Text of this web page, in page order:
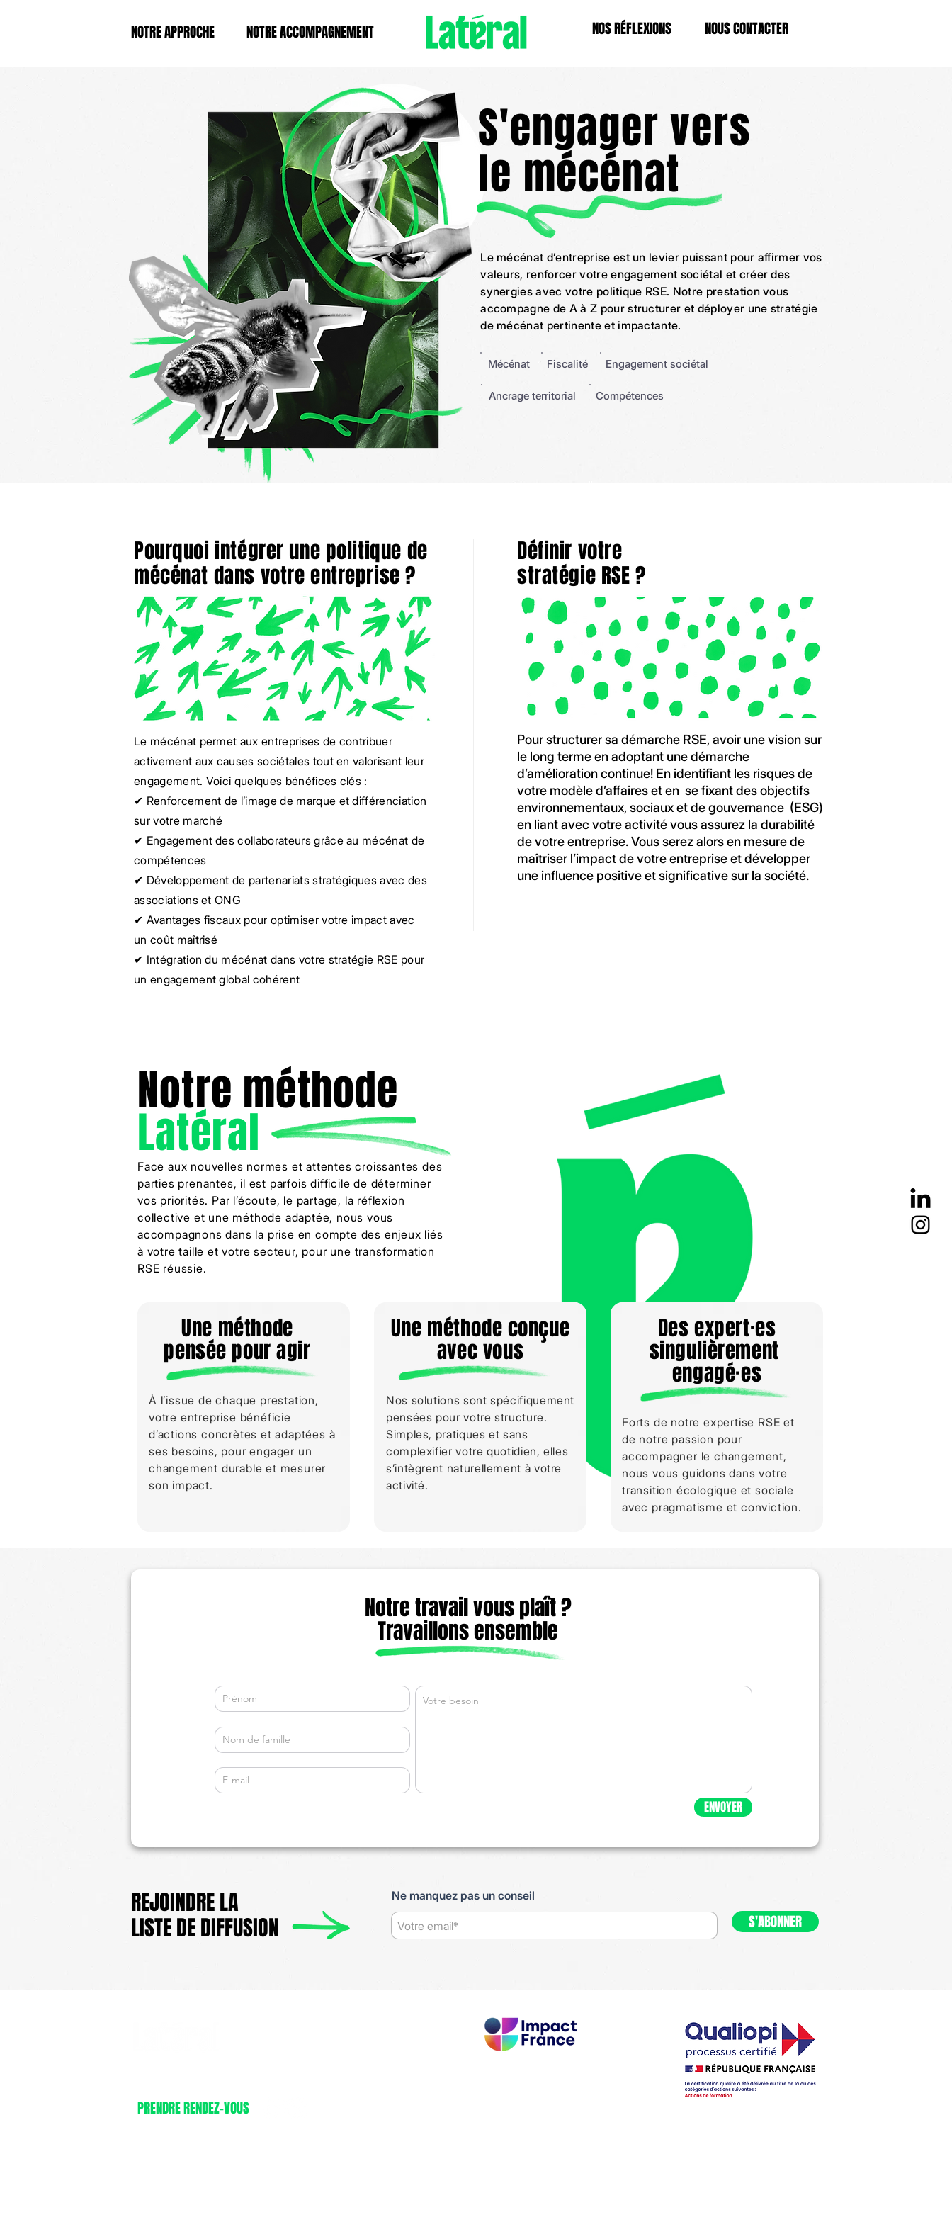
NOTRE APPROCHE NOTRE ACCOMPAGNEMENT NOS RÉFLEXIONS NOUS CONTACTER
S'engager vers
le mécénat
Le mécénat d’entreprise est un levier puissant pour affirmer vos
valeurs, renforcer votre engagement sociétal et créer des
synergies avec votre politique RSE. Notre prestation vous
accompagne de A à Z pour structurer et déployer une stratégie
de mécénat pertinente et impactante.
Mécénat Fiscalité Engagement sociétal
Ancrage territorial Compétences
Pourquoi intégrer une politique de
mécénat dans votre entreprise ?
Définir votre
stratégie RSE ?
Le mécénat permet aux entreprises de contribuer
activement aux causes sociétales tout en valorisant leur
engagement. Voici quelques bénéfices clés :
✔ Renforcement de l’image de marque et différenciation
sur votre marché
✔ Engagement des collaborateurs grâce au mécénat de
compétences
✔ Développement de partenariats stratégiques avec des
associations et ONG
✔ Avantages fiscaux pour optimiser votre impact avec
un coût maîtrisé
✔ Intégration du mécénat dans votre stratégie RSE pour
un engagement global cohérent
Pour structurer sa démarche RSE, avoir une vision sur
le long terme en adoptant une démarche
d’amélioration continue! En identifiant les risques de
votre modèle d’affaires et en se fixant des objectifs
environnementaux, sociaux et de gouvernance (ESG)
en liant avec votre activité vous assurez la durabilité
de votre entreprise. Vous serez alors en mesure de
maîtriser l’impact de votre entreprise et développer
une influence positive et significative sur la société.
À l’issue de chaque prestation,
votre entreprise bénéficie
d’actions concrètes et adaptées à
ses besoins, pour engager un
changement durable et mesurer
son impact.
Une méthode
pensée pour agir
Nos solutions sont spécifiquement
pensées pour votre structure.
Simples, pratiques et sans
complexifier votre quotidien, elles
s’intègrent naturellement à votre
activité.
Une méthode conçue
avec vous
Forts de notre expertise RSE et
de notre passion pour
accompagner le changement,
nous vous guidons dans votre
transition écologique et sociale
avec pragmatisme et conviction.
Des expert·es
singulièrement
engagé·es
Face aux nouvelles normes et attentes croissantes des
parties prenantes, il est parfois difficile de déterminer
vos priorités. Par l’écoute, le partage, la réflexion
collective et une méthode adaptée, nous vous
accompagnons dans la prise en compte des enjeux liés
à votre taille et votre secteur, pour une transformation
RSE réussie.
Notre méthode
Latéral
Notre travail vous plaît ?
Travaillons ensemble
ENVOYER
REJOINDRELA
LISTE DE DIFFUSION
Ne manquez pas un conseil
S'ABONNER
PRENDRE RENDEZ-VOUS